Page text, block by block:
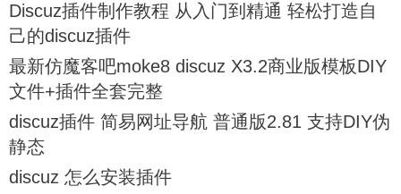
Discuz插件制作教程 从入门到精通 轻松打造自
己的discuz插件
最新仿魔客吧moke8 discuz X3.2商业版模板DIY
文件+插件全套完整
discuz插件 简易网址导航 普通版2.81 支持DIY伪
静态
discuz 怎么安装插件